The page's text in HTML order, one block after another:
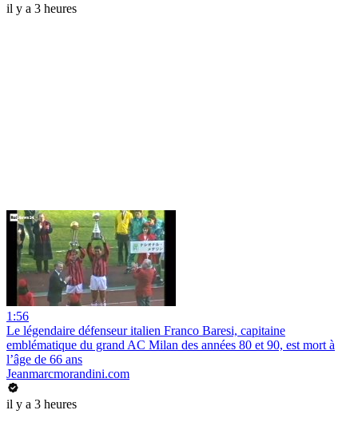
il y a 3 heures
1:56
Le légendaire défenseur italien Franco Baresi, capitaine
emblématique du grand AC Milan des années 80 et 90, est mort à
l’âge de 66 ans
Jeanmarcmorandini.com
il y a 3 heures